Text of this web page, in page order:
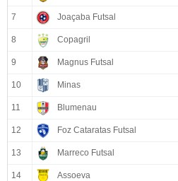
7 Joaçaba Futsal
8 Copagril
9 Magnus Futsal
10 Minas
11 Blumenau
12 Foz Cataratas Futsal
13 Marreco Futsal
14 Assoeva